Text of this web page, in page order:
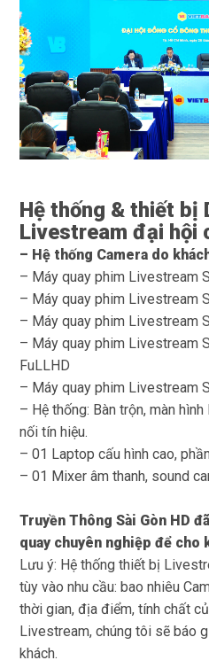
Hệ thống & thiết bị
Livestream đại hội
– Hệ thống Camera do
– Máy quay phim Livestream
– Máy quay phim Livestream
– Máy quay phim Livestream
– Máy quay phim Livestream
FuLLHD
– Máy quay phim Livestream
– Hệ thống: Bàn trộn, màn
nối tín hiệu.
– 01 Laptop cấu hình cao,
– 01 Mixer âm thanh, sound
Truyền Thông Sài Gòn HD
quay chuyên nghiệp để cho
Lưu ý: Hệ thống thiết bị
tùy vào nhu cầu: bao nhiêu
thời gian, địa điểm, tính chất
Livestream, chúng tôi sẽ báo
khách.